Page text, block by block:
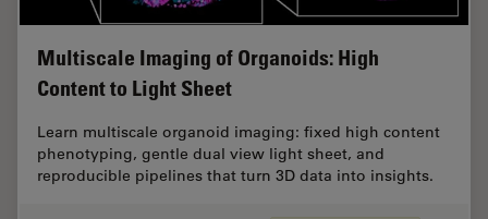
Multiscale Imaging of Organoids: High
Content to Light Sheet
Learn multiscale organoid imaging: fixed high content
phenotyping, gentle dual view light sheet, and
reproducible pipelines that turn 3D data into insights.